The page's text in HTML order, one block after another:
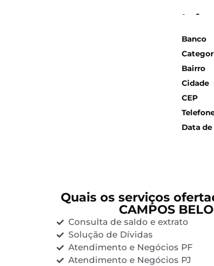
Banco
Bairro
Cidade
CEP
Data
Quais os serviços
CAMPOS
Consulta de saldo e extrato
Solução de Dívidas
Atendimento e Negócios PF
Atendimento e Negócios PJ